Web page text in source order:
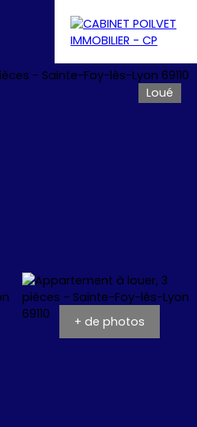
Loué
+ de photos